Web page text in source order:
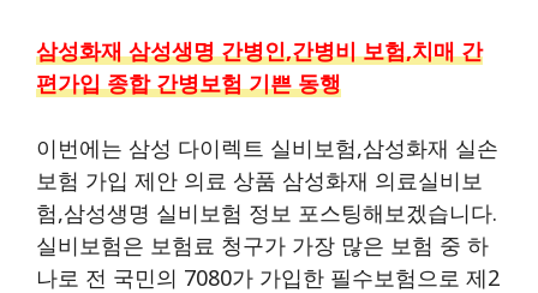
삼성화재 삼성생명 간병인,간병비 보험,치매 간
편가입 종합 간병보험 기쁜 동행
이번에는 삼성 다이렉트 실비보험,삼성화재 실손
보험 가입 제안 의료 상품 삼성화재 의료실비보
험,삼성생명 실비보험 정보 포스팅해보겠습니다.
실비보험은 보험료 청구가 가장 많은 보험 중 하
나로 전 국민의 7080가 가입한 필수보험으로 제2